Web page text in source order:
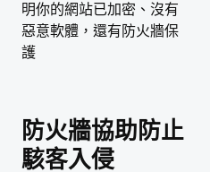
明你的網站已加密、沒有
惡意軟體，還有防火牆保
護
防火牆協助防止
駭客入侵